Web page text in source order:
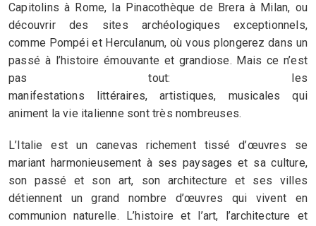
Capitolins à Rome, la Pinacothèque de Brera à Milan, ou
découvrir des sites archéologiques exceptionnels,
comme Pompéi et Herculanum, où vous plongerez dans un
passé à l’histoire émouvante et grandiose. Mais ce n’est
pas tout: les
manifestations littéraires, artistiques, musicales qui
animent la vie italienne sont très nombreuses.
L’Italie est un canevas richement tissé d’œuvres se
mariant harmonieusement à ses paysages et sa culture,
son passé et son art, son architecture et ses villes
détiennent un grand nombre d’œuvres qui vivent en
communion naturelle. L’histoire et l’art, l’architecture et